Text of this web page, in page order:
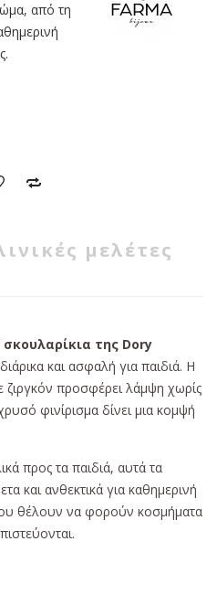
από τη
μελέτες
σκουλαρίκια της Dory
και ασφαλή για παιδιά. Η
ζιργκόν προσφέρει λάμψη χωρίς
φινίρισμα δίνει μια κομψή
προς τα παιδιά, αυτά τα
και ανθεκτικά για καθημερινή
θέλουν να φορούν κοσμήματα